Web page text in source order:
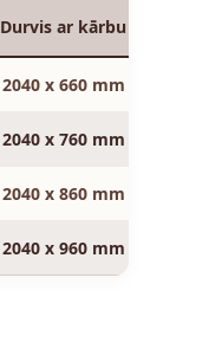
Durvis ar kārbu
2040 x 660 mm
2040 x 760 mm
2040 x 860 mm
2040 x 960 mm